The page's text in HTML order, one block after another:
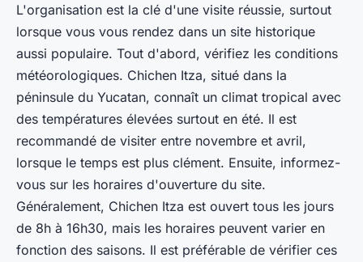
L'organisation est la clé d'une visite réussie, surtout
lorsque vous vous rendez dans un site historique
aussi populaire. Tout d'abord, vérifiez les conditions
météorologiques. Chichen Itza, situé dans la
péninsule du Yucatan, connaît un climat tropical avec
des températures élevées surtout en été. Il est
recommandé de visiter entre novembre et avril,
lorsque le temps est plus clément. Ensuite, informez-
vous sur les horaires d'ouverture du site.
Généralement, Chichen Itza est ouvert tous les jours
de 8h à 16h30, mais les horaires peuvent varier en
fonction des saisons. Il est préférable de vérifier ces